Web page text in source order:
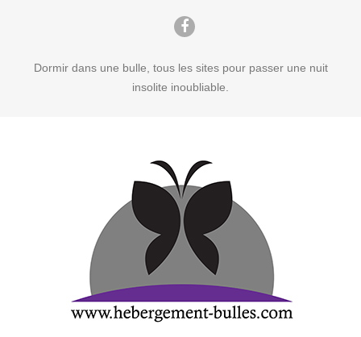
Dormir dans une bulle, tous les sites pour passer une nuit
insolite inoubliable.